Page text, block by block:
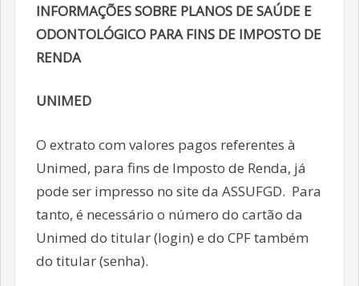
INFORMAÇÕES SOBRE PLANOS DE SAÚDE E
ODONTOLÓGICO PARA FINS DE IMPOSTO DE
RENDA
UNIMED
O extrato com valores pagos referentes à
Unimed, para fins de Imposto de Renda, já
pode ser impresso no site da ASSUFGD. Para
tanto, é necessário o número do cartão da
Unimed do titular (login) e do CPF também
do titular (senha).